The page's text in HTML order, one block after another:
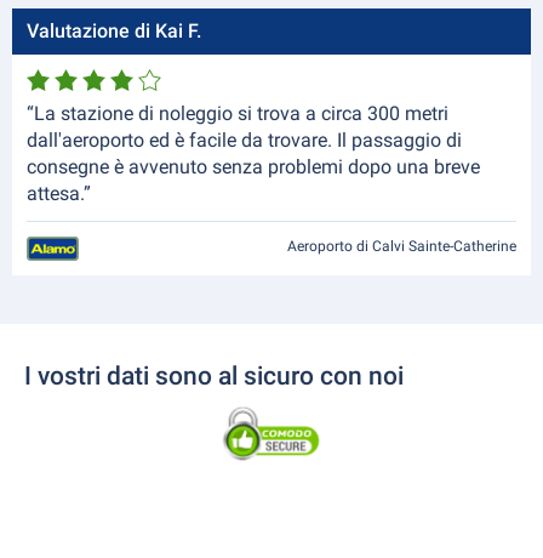
Valutazione di Kai F.
“La stazione di noleggio si trova a circa 300 metri
dall'aeroporto ed è facile da trovare. Il passaggio di
consegne è avvenuto senza problemi dopo una breve
attesa.”
Aeroporto di Calvi Sainte-Catherine
I vostri dati sono al sicuro con noi